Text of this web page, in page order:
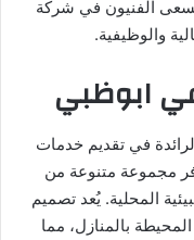
يسعى الفنيون في شركة
والوظيفية.
ابوظبي
في تقديم خدمات
مجموعة متنوعة من
المحلية. يُعد تصميم
بالمنازل، مما